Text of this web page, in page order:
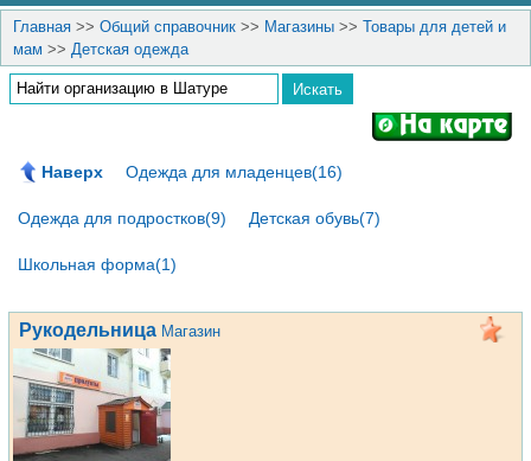
Главная >> Общий справочник >> Магазины >> Товары для детей и
мам >> Детская одежда
Наверх Одежда для младенцев(16)
Одежда для подростков(9) Детская обувь(7)
Школьная форма(1)
Рукодельница Магазин